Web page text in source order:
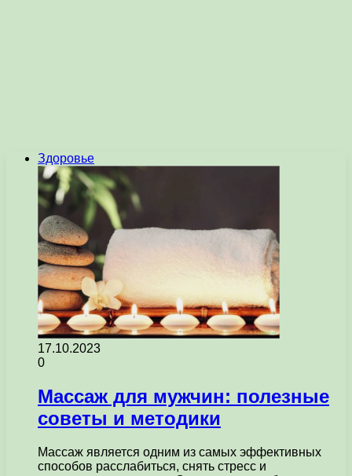
Здоровье
17.10.2023
0
Массаж для мужчин: полезные
советы и методики
Массаж является одним из самых эффективных
способов расслабиться, снять стресс и